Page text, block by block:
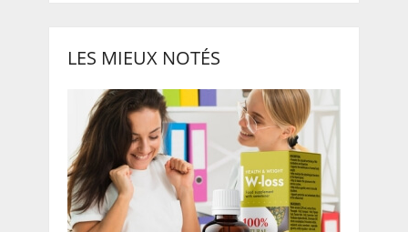
LES MIEUX NOTÉS